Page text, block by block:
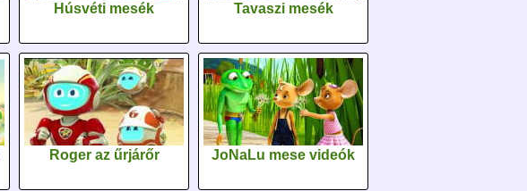
Húsvéti mesék Tavaszi mesék
Roger az űrjárőr JoNaLu mese videók